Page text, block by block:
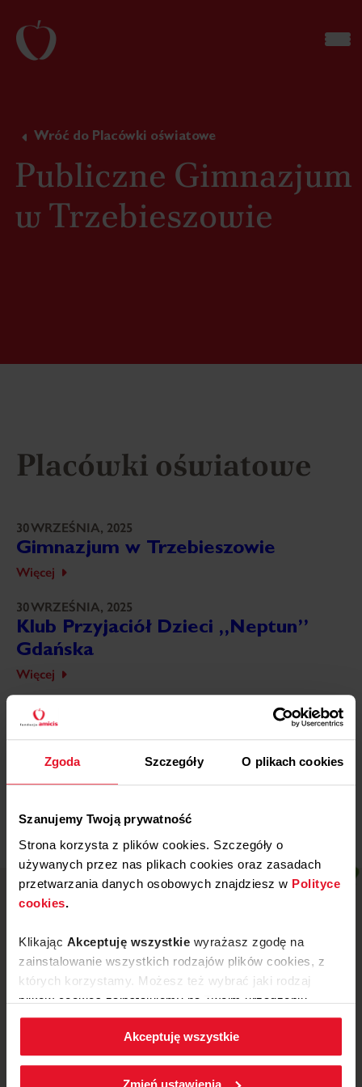
Zgoda Szczegóły O plikach cookies
Szanujemy Twoją prywatność
Strona korzysta z plików cookies. Szczegóły o
używanych przez nas plikach cookies oraz zasadach
przetwarzania danych osobowych znajdziesz w Polityce
cookies.
Klikając Akceptuję wszystkie wyrażasz zgodę na
zainstalowanie wszystkich rodzajów plików cookies, z
których korzystamy. Możesz też wybrać jaki rodzaj
plików cookies zainstalujemy na Twoim urządzeniu,
klikającZmień ustawienia.
W każdej chwili możesz zmienić wybrane przez Ciebie
ustawienia plików cookies wchodząc w zakładkę
Akceptuję wszystkie
Zmień ustawienia
Wróć do Placówki oświatowe
Publiczne Gimnazjum
w Trzebieszowie
Placówki oświatowe
30 WRZEŚNIA, 2025
Gimnazjum w Trzebieszowie
Więcej
30 WRZEŚNIA, 2025
Klub Przyjaciół Dzieci „Neptun”
Gdańska
Więcej
30 WRZEŚNIA, 2025
Miejski Klub Sportowy „Stal” z
Wronek
ul. Mickiewicza 52, 64-510 Wronki